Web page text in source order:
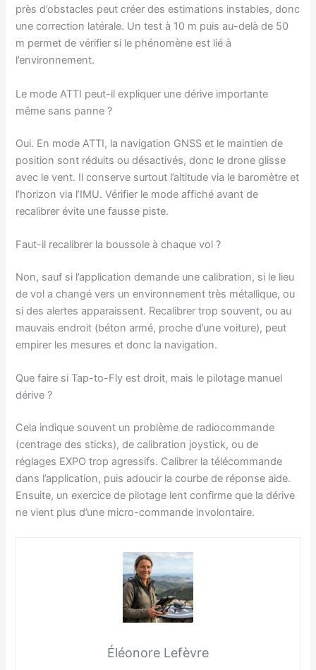
près d’obstacles peut créer des estimations instables, donc
une correction latérale. Un test à 10 m puis au-delà de 50
m permet de vérifier si le phénomène est lié à
l’environnement.
Le mode ATTI peut-il expliquer une dérive importante
même sans panne ?
Oui. En mode ATTI, la navigation GNSS et le maintien de
position sont réduits ou désactivés, donc le drone glisse
avec le vent. Il conserve surtout l’altitude via le baromètre et
l’horizon via l’IMU. Vérifier le mode affiché avant de
recalibrer évite une fausse piste.
Faut-il recalibrer la boussole à chaque vol ?
Non, sauf si l’application demande une calibration, si le lieu
de vol a changé vers un environnement très métallique, ou
si des alertes apparaissent. Recalibrer trop souvent, ou au
mauvais endroit (béton armé, proche d’une voiture), peut
empirer les mesures et donc la navigation.
Que faire si Tap-to-Fly est droit, mais le pilotage manuel
dérive ?
Cela indique souvent un problème de radiocommande
(centrage des sticks), de calibration joystick, ou de
réglages EXPO trop agressifs. Calibrer la télécommande
dans l’application, puis adoucir la courbe de réponse aide.
Ensuite, un exercice de pilotage lent confirme que la dérive
ne vient plus d’une micro-commande involontaire.
Éléonore Lefèvre